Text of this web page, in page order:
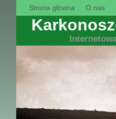
Strona główna O nas